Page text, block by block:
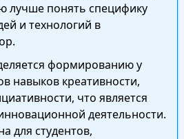
лучше понять специфику
и технологий в
формированию у
навыков креативности,
что является
деятельности.
для студентов,